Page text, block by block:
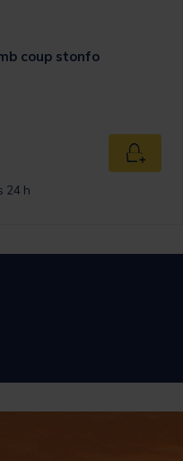
coup stonfo
of 5 Customer Rating
Ajouter
24 h